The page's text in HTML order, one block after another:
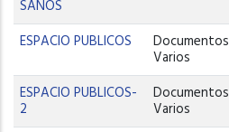
SANOS
ESPACIO PUBLICOS Documentos
Varios
ESPACIO PUBLICOS-
2
Documentos
Varios